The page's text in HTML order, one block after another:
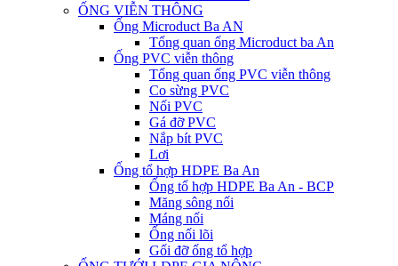
ỐNG VIỄN THÔNG
Ống Microduct Ba AN
Tổng quan ống Microduct ba An
Ống PVC viễn thông
Tổng quan ống PVC viễn thông
Co sừng PVC
Nối PVC
Gá đỡ PVC
Nắp bít PVC
Lơi
Ống tổ hợp HDPE Ba An
Ống tổ hợp HDPE Ba An - BCP
Măng sông nối
Máng nối
Ống nối lõi
Gối đỡ ống tổ hợp